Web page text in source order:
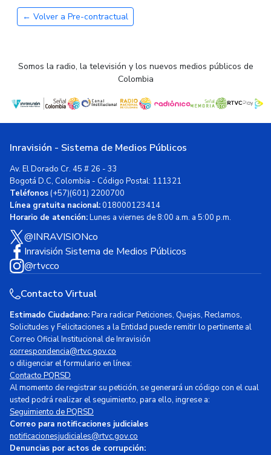
← Volver a Pre-contractual
Somos la radio, la televisión y los nuevos medios públicos de
Colombia
Inravisión - Sistema de Medios Públicos
Av. El Dorado Cr. 45 # 26 - 33
Bogotá D.C, Colombia - Código Postal: 111321
Teléfonos(+57)(601) 2200700
Línea gratuita nacional:018000123414
Horario de atención:Lunes a viernes de 8:00 a.m. a 5:00 p.m.
@INRAVISIONco
Inravisión Sistema de Medios Públicos
@rtvcco
Contacto Virtual
Estimado Ciudadano:Para radicar Peticiones, Quejas, Reclamos,
Solicitudes y Felicitaciones a la Entidad puede remitir lo pertinente al
Correo Oficial Institucional de Inravisión
correspondencia@rtvc.gov.co
o diligenciar el formulario en línea:
Contacto PQRSD
Al momento de registrar su petición, se generará un código con el cual
usted podrá realizar el seguimiento, para ello, ingrese a:
Seguimiento de PQRSD
Correo para notificaciones judiciales
notificacionesjudiciales@rtvc.gov.co
Denuncias por actos de corrupción: